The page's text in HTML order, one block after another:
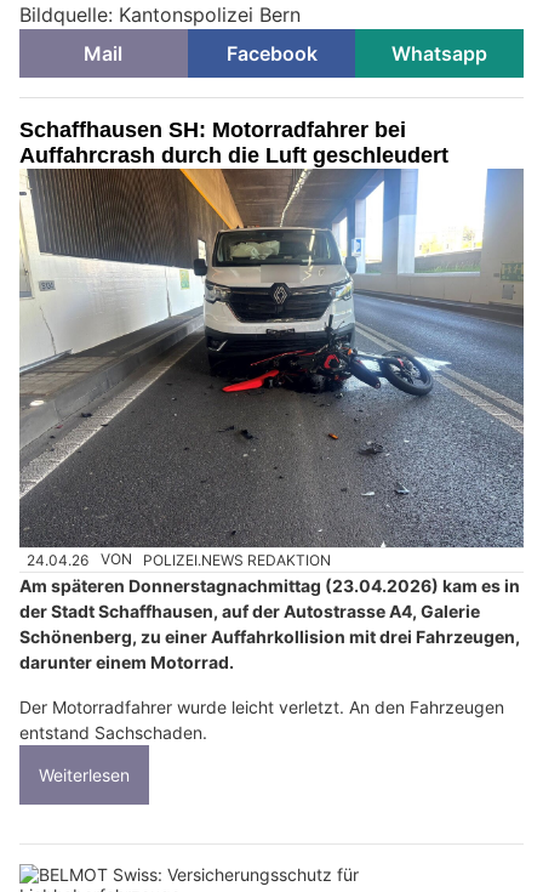
Bildquelle: Kantonspolizei Bern
Mail
Facebook Whatsapp
Schaffhausen SH: Motorradfahrer bei
Auffahrcrash durch die Luft geschleudert
24.04.26 VON POLIZEI.NEWS REDAKTION
Am späteren Donnerstagnachmittag (23.04.2026) kam es in
der Stadt Schaffhausen, auf der Autostrasse A4, Galerie
Schönenberg, zu einer Auffahrkollision mit drei Fahrzeugen,
darunter einem Motorrad.
Der Motorradfahrer wurde leicht verletzt. An den Fahrzeugen
entstand Sachschaden.
Weiterlesen